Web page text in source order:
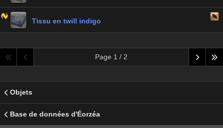
Tissu en twill indigo
Page 1 / 2
Objets
Base de données d'Éorzéa